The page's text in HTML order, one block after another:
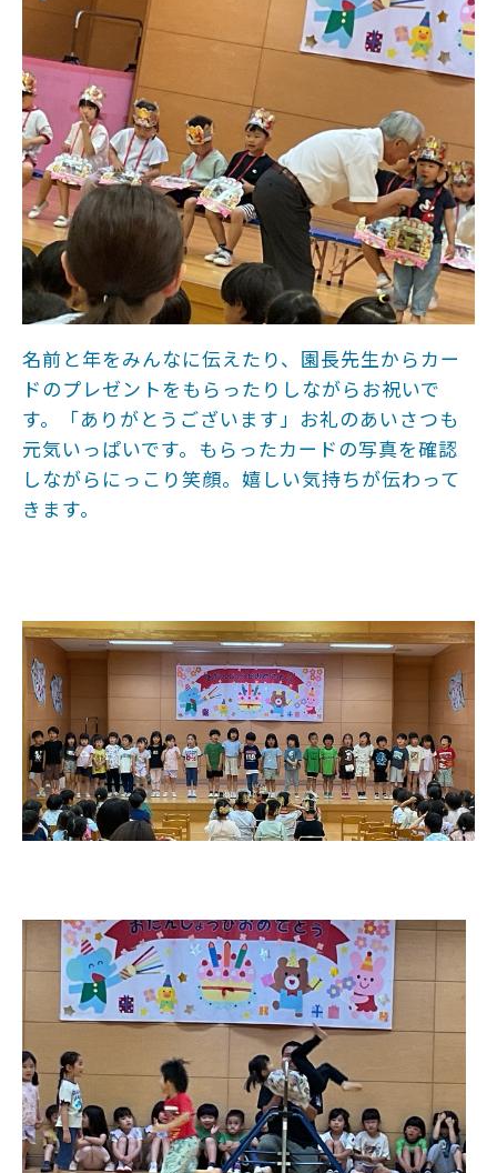
名前と年をみんなに伝えたり、園長先生からカー
ドのプレゼントをもらったりしながらお祝いで
す。「ありがとうございます」お礼のあいさつも
元気いっぱいです。もらったカードの写真を確認
しながらにっこり笑顔。嬉しい気持ちが伝わって
きます。